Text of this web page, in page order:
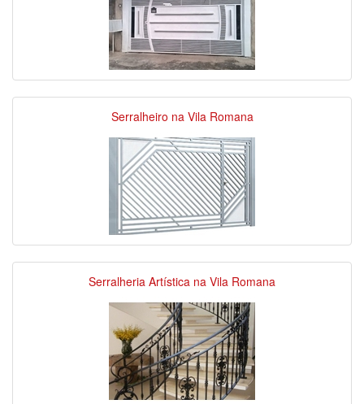
Serralheiro na Vila Romana
Serralheria Artística na Vila Romana